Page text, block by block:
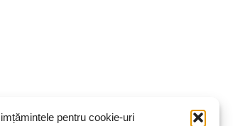
pentru cookie-uri